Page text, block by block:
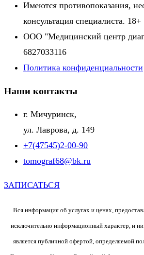
Имеются противопоказания,
консультация специалиста. 18+
ООО "Медицинский центр
6827033116
Политика конфиденциальности
Наши контакты
г. Мичуринск,
ул. Лаврова, д. 149
+7(47545)2-00-90
tomograf68@bk.ru
ЗАПИСАТЬСЯ
Вся информация об услугах и ценах,
исключительно информационный характер, и
является публичной офертой, определяемой